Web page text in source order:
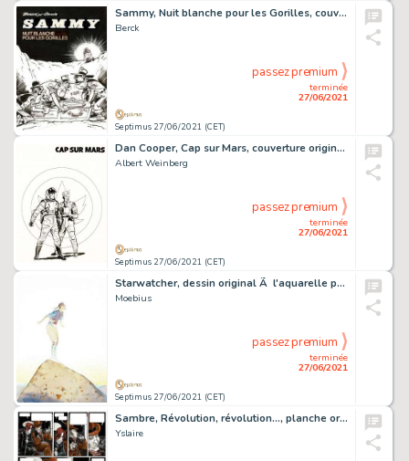
Sammy, Nuit blanche pour les Gorilles, couverture originale…
Berck
Septimus 27/06/2021 (CET)
terminée
27/06/2021
passez premium
Dan Cooper, Cap sur Mars, couverture originale Ã …
Albert Weinberg
Septimus 27/06/2021 (CET)
terminée
27/06/2021
passez premium
Starwatcher, dessin original Ã l'aquarelle publié.…
Moebius
Septimus 27/06/2021 (CET)
terminée
27/06/2021
passez premium
Sambre, Révolution, révolution..., planche originale Ã …
Yslaire